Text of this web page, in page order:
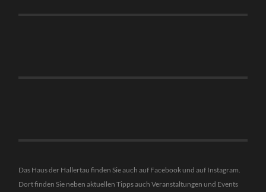
Das Haus der Hallertau finden Sie auch auf Facebook und auf Instagram.
Dort finden Sie neben aktuellen Tipps auch Veranstaltungen und Events